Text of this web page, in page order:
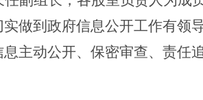
做到政府信息公开工作有领
主动公开、保密审查、责任